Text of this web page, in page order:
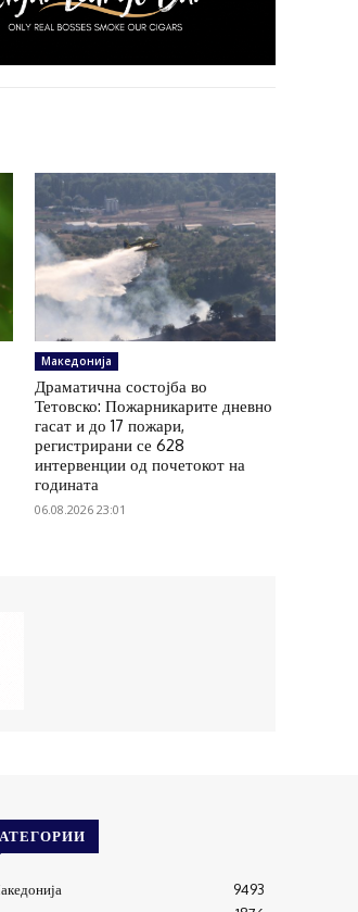
Македонија
Драматична состојба во
Тетовско: Пожарникарите дневно
гасат и до 17 пожари,
регистрирани се 628
интервенции од почетокот на
годината
06.08.2026 23:01
9493